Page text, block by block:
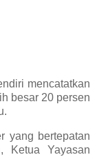
mencatatkan
besar 20 persen
yang bertepatan
Ketua Yayasan